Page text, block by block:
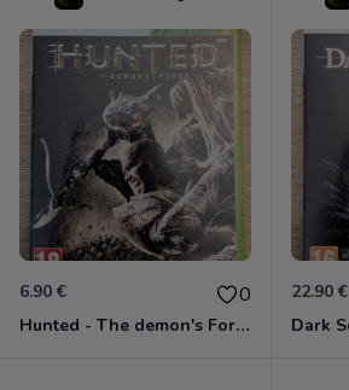
6.90 € 0
Hunted - The demon's Forge Xbox 360 (Complet CIB)
22.90 €